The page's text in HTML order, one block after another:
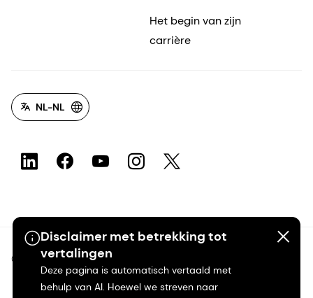
Disclaimer met betrekking tot
vertalingen
Deze pagina is automatisch vertaald met
behulp van AI. Hoewel we streven naar
Het begin van zijn
carrière
NL-NL
©2026 dsm-firmenich. Alle rechten voorbehouden.